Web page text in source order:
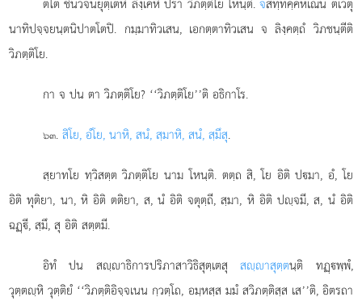
นาทิปจฺจยนฺตนิปาตโตปิ. กมฺมาทิวเสน, เอกตฺตาทิวเสน จ ลิงฺคตฺถํ วิภชนฺตีติ
วิภตฺติโย.
กา จ ปน ตา วิภตฺติโย? ‘‘วิภตฺติโย’’ติ อธิกาโร.
๖๓.สิโย, อํโย, นาหิ, สนํ, สฺมาหิ, สนํ, สฺมึสุ.
สฺยาทโย ทฺวิสตฺต วิภตฺติโย นาม โหนฺติ. ตตฺถ สิ, โย อิติ ปมา, อํ, โย
อิติ ทุติยา, นา, หิ อิติ ตติยา, ส, นํ อิติ จตุตฺถี, สฺมา, หิ อิติ ปฺจมี, ส, นํ อิติ
ฉฏฺี, สฺมึ, สุ อิติ สตฺตมี.
อิทํปน สฺาธิการปริภาสาวิธิสุตฺเตสุสฺาสุตฺตนฺติ ทฏฺพฺพํ,
วุตฺตฺหิ วุตฺติยํ ‘‘วิภตฺติอิจฺจเนน กฺวตฺโถ, อมฺหสฺส มมํ สวิภตฺติสฺส เส’’ติ, อิตรถา